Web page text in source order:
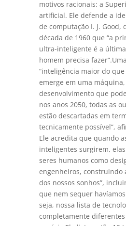
motivos racionais: a
artificial. Ele defende a
de computação I. J. Good,
década de 1960 que “a
ultra-inteligente é a
homem precisa
“inteligência maior do
emerge em uma
desenvolvimento que
nos anos 2050, todas as
estão descartadas em
tecnicamente possível”,
Ele acredita que quando
inteligentes surgirem,
seres humanos como
engenheiros, construindo
dos nossos sonhos”,
que nem sequer
seja, nossa lista de
completamente diferentes